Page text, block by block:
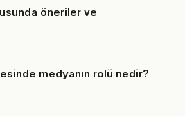
öneriler ve
medyanın rolü nedir?